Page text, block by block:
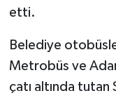
etti.
Belediye
Metrobüs ve
çatı altında tutan